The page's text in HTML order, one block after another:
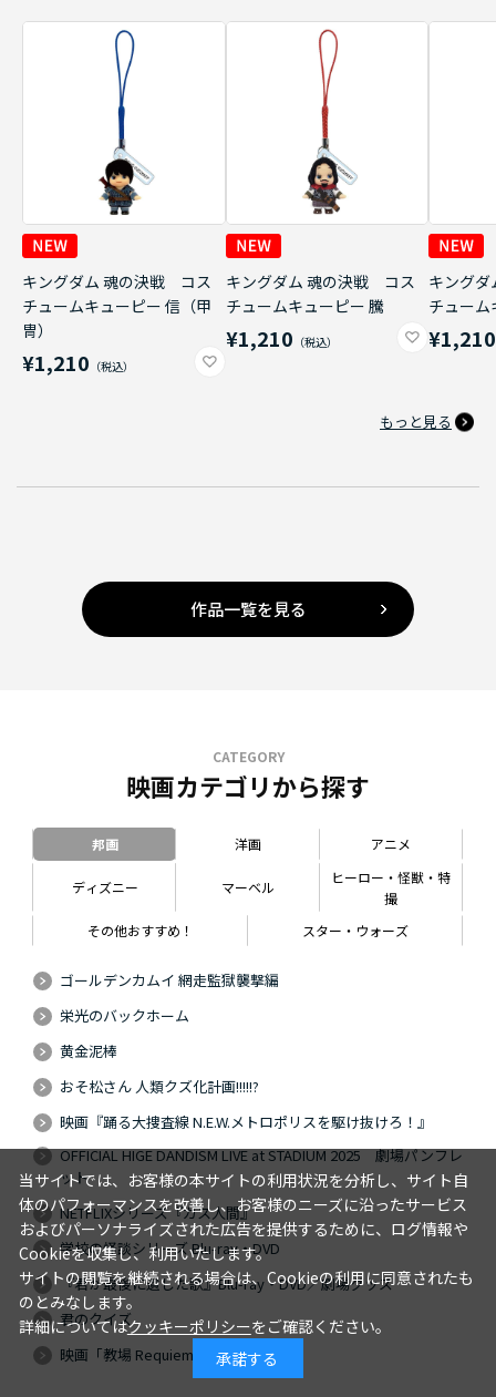
キングダム 魂の決戦 コス
チュームキューピー 信（甲
冑）
¥1,210
キングダム 魂の決戦 コス
チュームキューピー 騰
¥1,210
キング
チューム
¥1,210
もっと見る
作品一覧を見る
CATEGORY
映画カテゴリから探す
邦画 洋画 アニメ
ディズニー マーベル
ヒーロー・怪獣・特
撮
その他おすすめ！
スター・ウォーズ
ゴールデンカムイ 網走監獄襲撃編
栄光のバックホーム
黄金泥棒
おそ松さん 人類クズ化計画!!!!!?
映画『踊る大捜査線 N.E.W.メトロポリスを駆け抜けろ！』
OFFICIAL HIGE DANDISM LIVE at STADIUM 2025 劇場パンフレ
ット
NETFLIXシリーズ『ガス人間』
学校の怪談シリーズ Blu-ray・DVD
『君が最後に遺した歌』Blu-ray・DVD／劇場グッズ
君のクイズ
映画「教場 Requiem」
当サイトでは、お客様の本サイトの利用状況を分析し、サイト自
体のパフォーマンスを改善し、お客様のニーズに沿ったサービス
およびパーソナライズされた広告を提供するために、ログ情報や
Cookieを収集し、利用いたします。
サイトの閲覧を継続される場合は、Cookieの利用に同意されたも
のとみなします。
詳細についてはクッキーポリシーをご確認ください。
承諾する